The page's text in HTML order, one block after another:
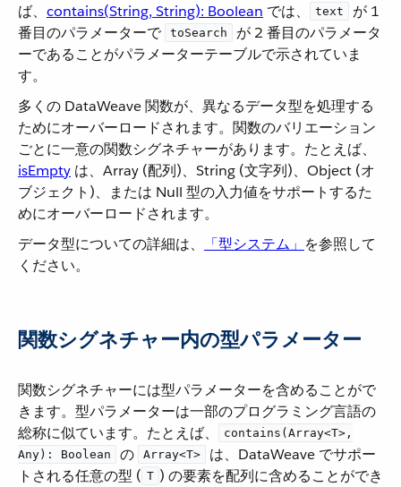
ば、​ contains(String, String): Boolean ​ では、​ text
​ が 1
番目のパラメーターで ​ toSearch
​ が 2 番目のパラメータ
ーであることがパラメーターテーブルで示されていま
す。
多くの DataWeave 関数が、異なるデータ型を処理する
ためにオーバーロードされます。関数のバリエーション
ごとに一意の関数シグネチャーがあります。たとえば、​
isEmpty ​ は、Array (配列)、String (文字列)、Object (オ
ブジェクト)、または Null 型の入力値をサポートするた
めにオーバーロードされます。
データ型についての詳細は、​
「型システム」 ​を参照して
ください。
関数シグネチャー内の型パラメーター
関数シグネチャーには型パラメーターを含めることがで
きます。型パラメーターは一部のプログラミング言語の
総称に似ています。たとえば、​
contains(Array<T>,
Any): Boolean
​ の ​ Array<T>
​ は、DataWeave でサポー
トされる任意の型 (​ T ​) の要素を配列に含めることができ